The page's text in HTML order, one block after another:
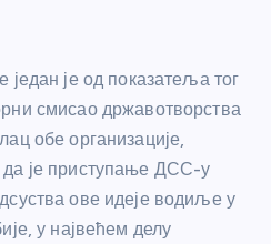
један је од показатеља тог
смисао државотворства
обе организације,
је приступање ДСС-у
ове идеје водиље у
у највећем делу